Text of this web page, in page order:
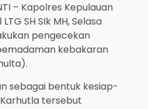
– Kapolres Kepulauan
SH SIk MH, Selasa
pengecekan
kebakaran
sebagai bentuk kesiap-
tersebut